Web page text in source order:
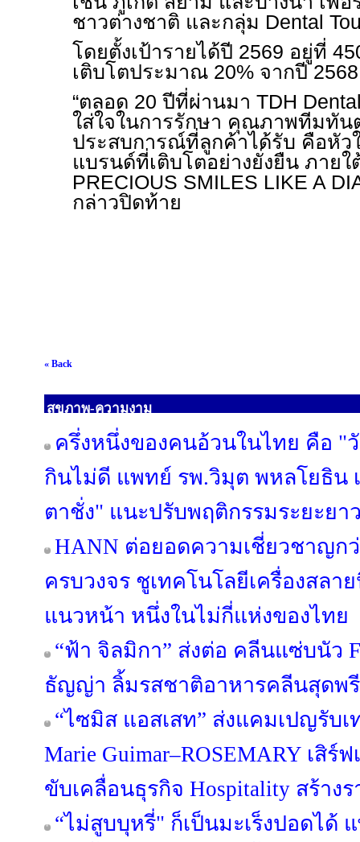
ชาวต่างชาติ และกลุ่ม Dental
โดยตั้งเป้ารายได้ปี 2569 อยู่ที่
เติบโตประมาณ 20% จากปี 2568
“ตลอด 20 ปีที่ผ่านมา TDH
ใส่ใจในการรักษา คุณภาพทีมทัน
ประสบการณ์ที่ลูกค้าได้รับ คือหัว
แบรนด์ที่เติบโตอย่างยั่งยืน ภายใ
PRECIOUS SMILES LIKE A
กล่าวปิดท้าย
« Back
สุขภาพ-ความงาม
ครึ่งหนึ่งของคนอ้วนในไทย คือ "
กินไม่ดี แพทย์ รพ.วิมุต พหลโยธิน
ตาชั่ง" แนะปรับพฤติกรรมระยะยา
HANN ต่อยอดความเชี่ยวชาญก
ครบวงจร ชูเทคโนโลยีเครื่องสลา
แนวหน้า หนึ่งในไม่กี่แห่งของไทย
“ฟ้า จิลมิกา” ส่งต่อ คลีนแซ่บนัว
ธัญญ่า ลิ้มรสชาติอาหารคลีนสุดพ
“ไซมิส แอสเสท” ส่งแคมเปญรับเ
Marie Guimar–ROSEMARY เสิ
ขับเคลื่อนธุรกิจ Hospitality สร้าง
“ไม่สูบบุหรี่" ก็เป็นมะเร็งปอดได้